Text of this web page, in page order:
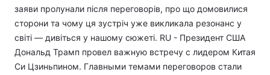
заяви пролунали після переговорів, про що домовилися
сторони та чому ця зустріч уже викликала резонанс у
світі — дивіться у нашому сюжеті. RU - Президент США
Дональд Трамп провел важную встречу с лидером Китая
Си Цзиньпином. Главными темами переговоров стали